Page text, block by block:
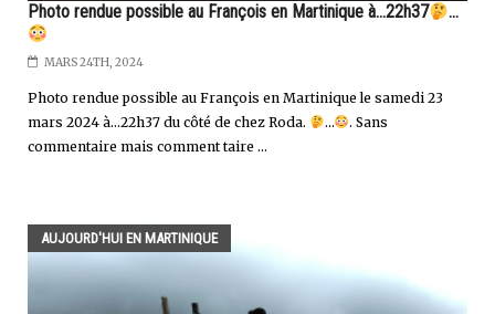
Photo rendue possible au François en Martinique à...22h37 ...
MARS 24TH, 2024
Photo rendue possible au François en Martinique le samedi 23
mars 2024 à…22h37 du côté de chez Roda.
…
. Sans
commentaire mais comment taire ...
AUJOURD'HUI EN MARTINIQUE